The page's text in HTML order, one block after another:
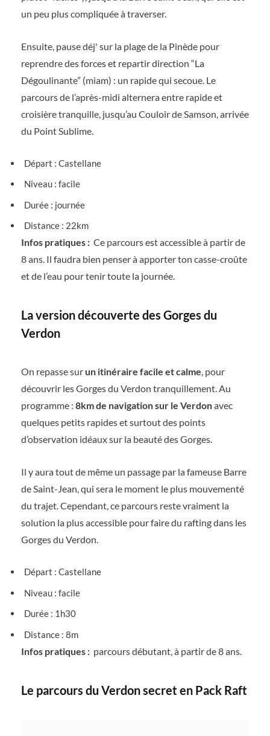
un peu plus compliquée à traverser.
Ensuite, pause déj' sur la plage de la Pinède pour
reprendre des forces et repartir direction “La
Dégoulinante” (miam) : un rapide qui secoue. Le
parcours de l’après-midi alternera entre rapide et
croisière tranquille, jusqu’au Couloir de Samson, arrivée
du Point Sublime.
Départ : Castellane
Niveau : facile
Durée : journée
Distance : 22km
Infos pratiques : Ce parcours est accessible à partir de
8 ans. Il faudra bien penser à apporter ton casse-croûte
et de l’eau pour tenir toute la journée.
La version découverte des Gorges du
Verdon
On repasse sur un itinéraire facile et calme, pour
découvrir les Gorges du Verdon tranquillement. Au
programme : 8km de navigation sur le Verdonavec
quelques petits rapides et surtout des points
d’observation idéaux sur la beauté des Gorges.
Il y aura tout de même un passage par la fameuse Barre
de Saint-Jean, qui sera le moment le plus mouvementé
du trajet. Cependant, ce parcours reste vraiment la
solution la plus accessible pour faire du rafting dans les
Gorges du Verdon.
Départ : Castellane
Niveau : facile
Durée : 1h30
Distance : 8m
Infos pratiques : parcours débutant, à partir de 8 ans.
Le parcours du Verdon secret en Pack Raft